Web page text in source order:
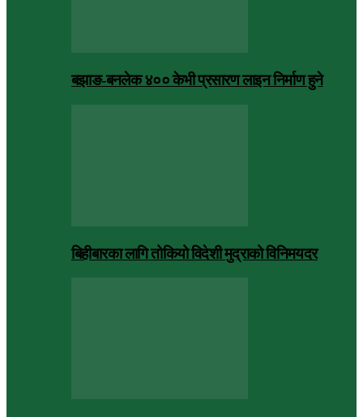
बझाङ-बनलेक ४०० केभी प्रसारण लाइन निर्माण हुने
बिहीबारका लागि तोकियो विदेशी मुद्राको विनिमयदर